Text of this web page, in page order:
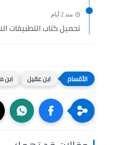
منذ 2 أيام
تحميل كتاب التطبيقات
ابن عقيل ابن